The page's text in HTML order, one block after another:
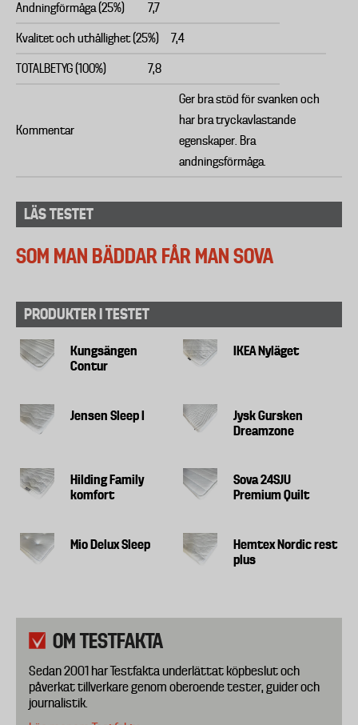
Andningförmåga (25%) 7,7
Kvalitet och uthållighet (25%) 7,4
TOTALBETYG (100%) 7,8
Kommentar
Ger bra stöd för svanken och
har bra tryckavlastande
egenskaper. Bra
andningsförmåga.
LÄS TESTET
SOM MAN BÄDDAR FÅR MAN SOVA
PRODUKTER I TESTET
Kungsängen
Contur
IKEA Nyläget
Jensen Sleep I
Jysk Gursken
Dreamzone
Hilding Family
komfort
Sova 24SJU
Premium Quilt
Mio Delux Sleep
Hemtex Nordic rest
plus
OM TESTFAKTA
Sedan 2001 har Testfakta underlättat köpbeslut och
påverkat tillverkare genom oberoende tester, guider och
journalistik.